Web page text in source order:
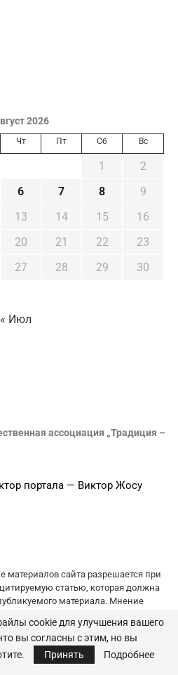
2026
Чт Пт Сб Вс
1
2
6 7 8
9
13 14 15
16
20 21 22
23
27 28 29
30
« Июл
ассоциация „Традиция –
портала — Виктор Жосу
материалов сайта разрешается при
статью, которая должна
материала. Мнение
Traditia.md
cookie для улучшения вашего
вы согласны с этим, но вы
Принять Подробнее